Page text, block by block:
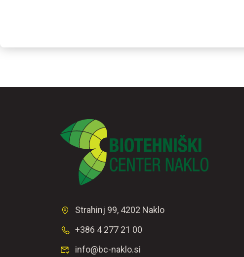
Strahinj 99, 4202 Naklo
+386 4 277 21 00
info@bc-naklo.si